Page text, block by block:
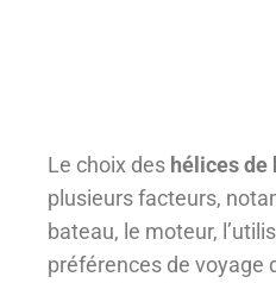
Le choix des hélices de
plusieurs facteurs,
bateau, le moteur,
préférences de voyage